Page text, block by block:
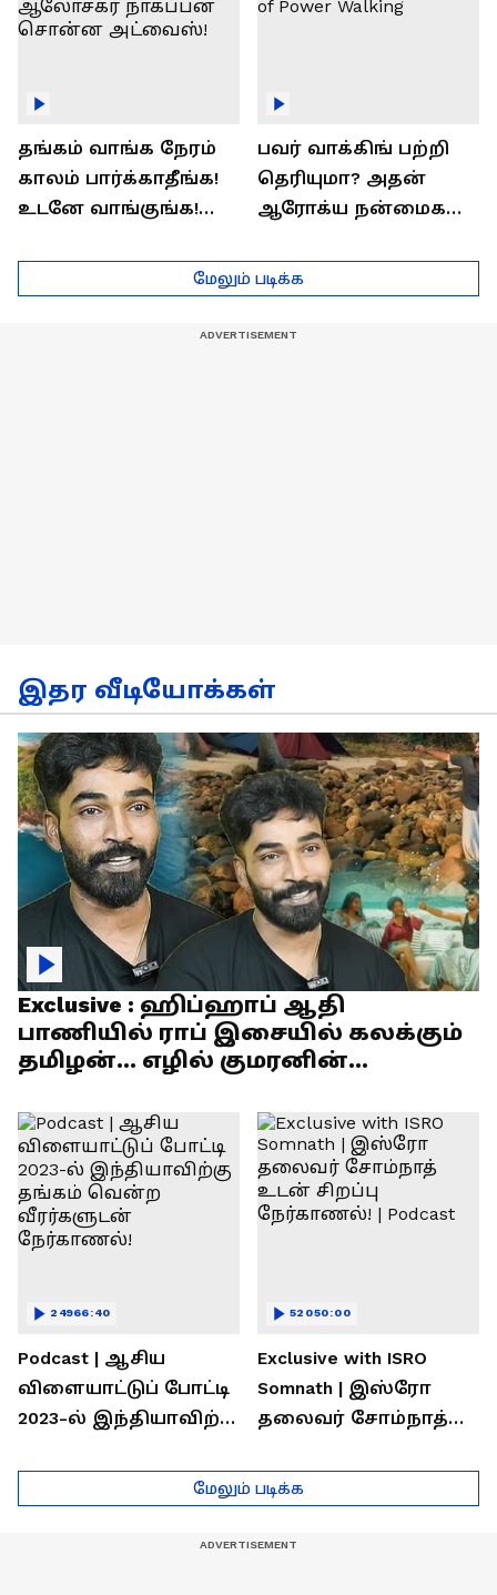
தங்கம் வாங்க நேரம்
காலம் பார்க்காதீங்க!
உடனே வாங்குங்க!
ஆலோசகர் நாகப்பன்
சொன்ன அட்வைஸ்!
பவர் வாக்கிங் பற்றி
தெரியுமா? அதன்
ஆரோக்ய நன்மைகள்
of Power Walking
மேலும் படிக்க
இதர வீடியோக்கள்
Exclusive : ஹிப்ஹாப் ஆதி
பாணியில் ராப் இசையில் கலக்கும்
தமிழன்... எழில் குமரனின்
Podcast | ஆசிய
விளையாட்டுப் போட்டி
2023-ல் இந்தியாவிற்கு
வீரர்களுடன்
நேர்காணல்!
24966:40
Exclusive with ISRO
Somnath | இஸ்ரோ
தலைவர் சோம்நாத்
நேர்காணல்! | Podcast
52050:00
மேலும் படிக்க